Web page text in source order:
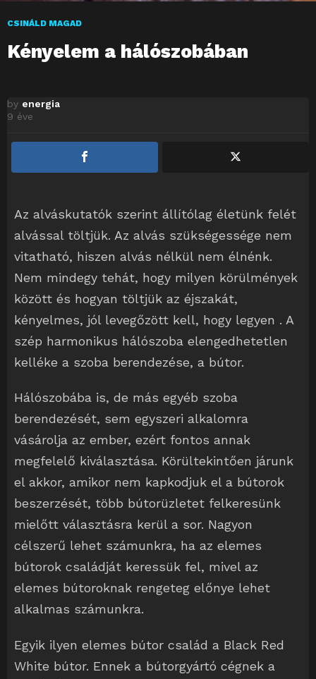
CSINÁLD MAGAD
Kényelem a hálószobában
by energia
9 éve
Az alváskutatók szerint állítólag életünk felét
alvással töltjük. Az alvás szükségessége nem
vitatható, hiszen alvás nélkül nem élnénk.
Nem mindegy tehát, hogy milyen körülmények
között és hogyan töltjük az éjszakát,
kényelmes, jól levegőzött kell, hogy legyen . A
szép harmonikus hálószoba elengedhetetlen
kelléke a szoba berendezése, a bútor.
Hálószobába is, de más egyéb szoba
berendezését, sem egyszeri alkalomra
vásárolja az ember, ezért fontos annak
megfelelő kiválasztása. Körültekintően járunk
el akkor, amikor nem kapkodjuk el a bútorok
beszerzését, több bútorüzletet felkeresünk
mielőtt választásra kerül a sor. Nagyon
célszerű lehet számunkra, ha az elemes
bútorok családját keressük fel, mivel az
elemes bútoroknak rengeteg előnye lehet
alkalmas számunkra.
Egyik ilyen elemes bútor család a Black Red
White bútor. Ennek a bútorgyártó cégnek a